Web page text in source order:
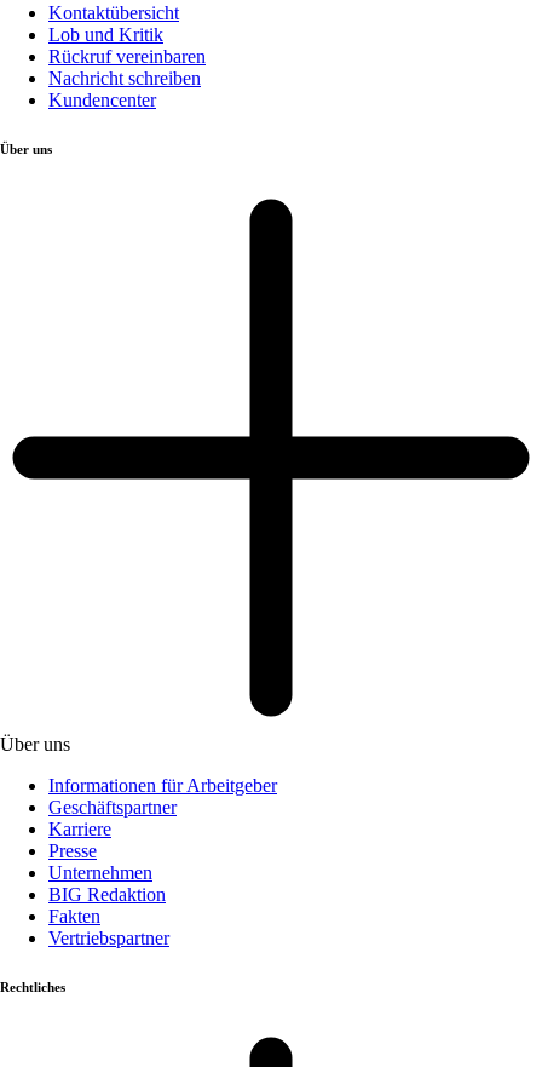
Kontaktübersicht
Lob und Kritik
Rückruf vereinbaren
Nachricht schreiben
Kundencenter
Über uns
Über uns
Informationen für Arbeitgeber
Geschäftspartner
Karriere
Presse
Unternehmen
BIG Redaktion
Fakten
Vertriebspartner
Rechtliches